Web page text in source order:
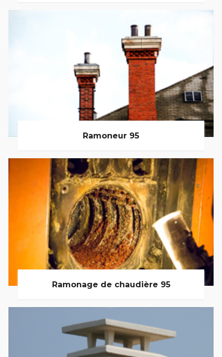
Ramoneur 95
Ramonage de chaudière 95